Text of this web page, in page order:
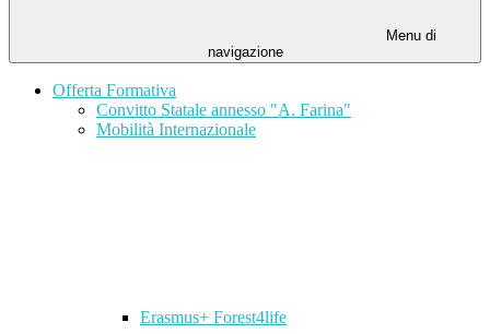
Menu di
navigazione
Offerta Formativa
Convitto Statale annesso "A. Farina"
Mobilità Internazionale
Erasmus+ Forest4life